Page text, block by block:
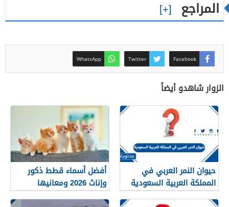
المراجع
Facebook
Twitter
WhatsApp
الزوار شاهدو أيضاً
حيوان النمر العربي في
المملكة العربية السعودية
أفضل أسماء قطط ذكور
وإناث 2026 ومعانيها
الجميلة